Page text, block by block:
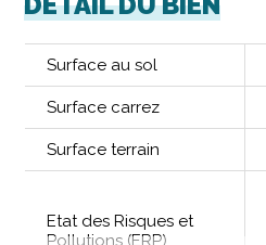
Surface au sol
Surface carrez
Surface terrain
Etat des Risques et
Pollutions (ERP)